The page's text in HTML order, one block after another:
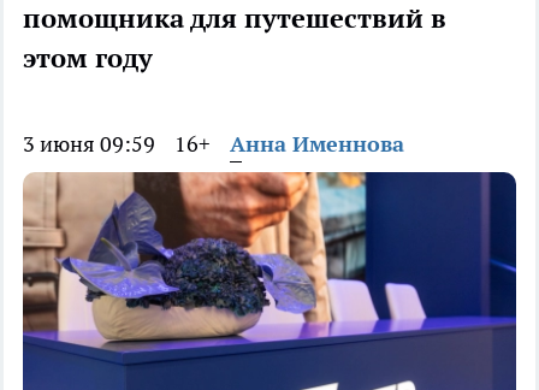
помощника для путешествий в
этом году
3 июня 09:59 16+ Анна Именнова